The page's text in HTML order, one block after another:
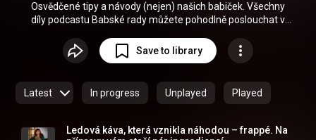
Osvědčené tipy a návody (nejen) našich babiček. Všechny
díly podcastu Babské rady můžete pohodlně poslouchat v
https://play.google.com/store/apps/de...
) a iOS (
https://apps.apple.com/cz/app/id14556...
Save to library
Latest In progress Unplayed Played
Ledová káva, která vznikla náhodou – frappé. Na